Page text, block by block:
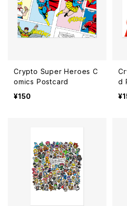
Crypto Super Heroes C
omics Postcard
¥150
d